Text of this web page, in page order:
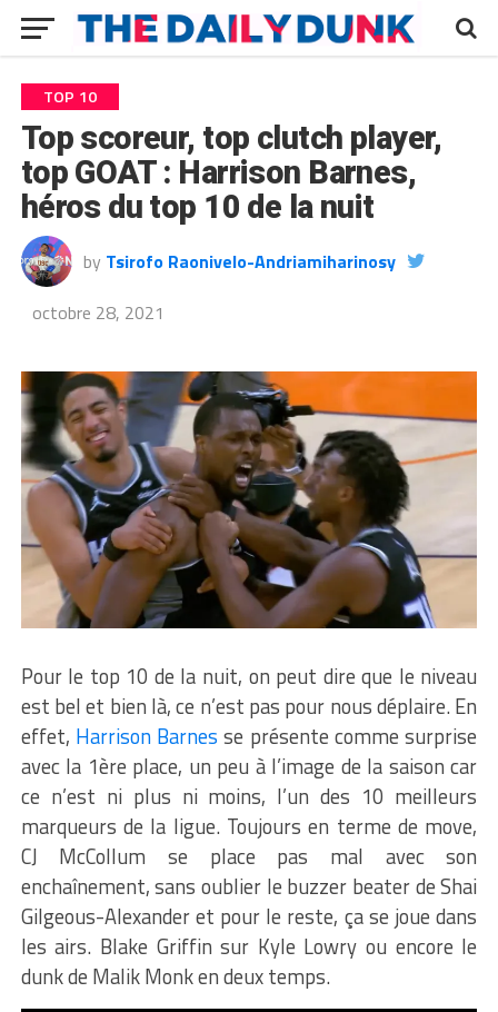
TOP 10
Top scoreur, top clutch player,
top GOAT : Harrison Barnes,
héros du top 10 de la nuit
by Tsirofo Raonivelo-Andriamiharinosy
octobre 28, 2021
Pour le top 10 de la nuit, on peut dire que le niveau
est bel et bien là, ce n’est pas pour nous déplaire. En
effet, Harrison Barnes se présente comme surprise
avec la 1ère place, un peu à l’image de la saison car
ce n’est ni plus ni moins, l’un des 10 meilleurs
marqueurs de la ligue. Toujours en terme de move,
CJ McCollum se place pas mal avec son
enchaînement, sans oublier le buzzer beater de Shai
Gilgeous-Alexander et pour le reste, ça se joue dans
les airs. Blake Griffin sur Kyle Lowry ou encore le
dunk de Malik Monk en deux temps.